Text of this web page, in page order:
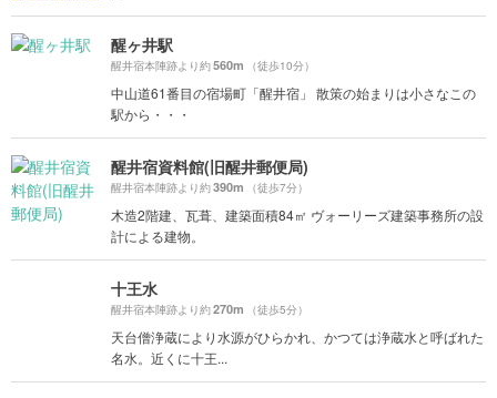
醒ヶ井駅
醒井宿本陣跡より約560m （徒歩10分）
中山道61番目の宿場町「醒井宿」 散策の始まりは小さなこの
駅から・・・
醒井宿資料館(旧醒井郵便局)
醒井宿本陣跡より約390m （徒歩7分）
木造2階建、瓦葺、建築面積84㎡ ヴォーリーズ建築事務所の設
計による建物。
十王水
醒井宿本陣跡より約270m （徒歩5分）
天台僧浄蔵により水源がひらかれ、かつては浄蔵水と呼ばれた
名水。近くに十王...